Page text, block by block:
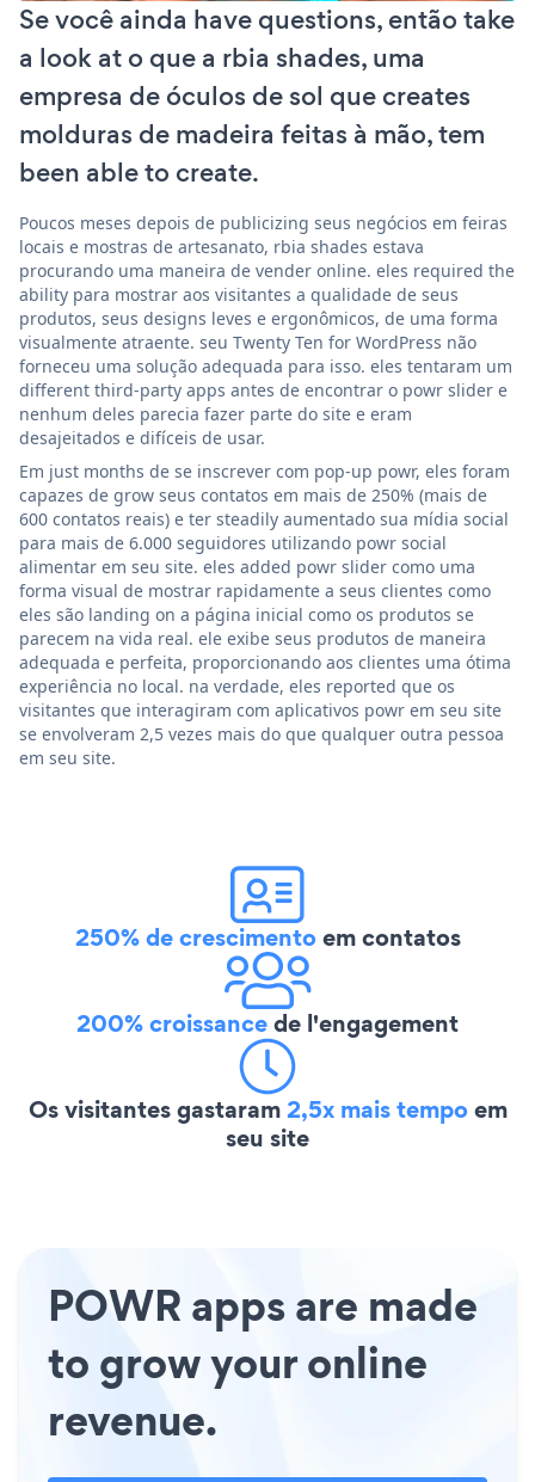
Se você ainda have questions, então take
a look at o que a rbia shades, uma
empresa de óculos de sol que creates
molduras de madeira feitas à mão, tem
been able to create.
Poucos meses depois de publicizing seus negócios em feiras
locais e mostras de artesanato, rbia shades estava
procurando uma maneira de vender online. eles required the
ability para mostrar aos visitantes a qualidade de seus
produtos, seus designs leves e ergonômicos, de uma forma
visualmente atraente. seu Twenty Ten for WordPress não
forneceu uma solução adequada para isso. eles tentaram um
different third-party apps antes de encontrar o powr slider e
nenhum deles parecia fazer parte do site e eram
desajeitados e difíceis de usar.
Em just months de se inscrever com pop-up powr, eles foram
capazes de grow seus contatos em mais de 250% (mais de
600 contatos reais) e ter steadily aumentado sua mídia social
para mais de 6.000 seguidores utilizando powr social
alimentar em seu site. eles added powr slider como uma
forma visual de mostrar rapidamente a seus clientes como
eles são landing on a página inicial como os produtos se
parecem na vida real. ele exibe seus produtos de maneira
adequada e perfeita, proporcionando aos clientes uma ótima
experiência no local. na verdade, eles reported que os
visitantes que interagiram com aplicativos powr em seu site
se envolveram 2,5 vezes mais do que qualquer outra pessoa
em seu site.
250% de crescimentoem contatos
200% croissancede l'engagement
Os visitantes gastaram2,5x mais tempoem
seu site
POWR apps are made
to grow your online
revenue.